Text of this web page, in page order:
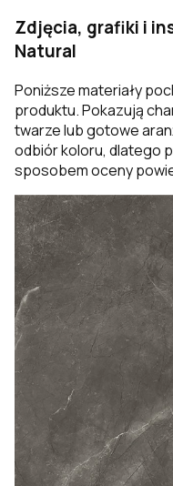
Zdjęcia, grafiki i
Natural
Poniższe materiały
produktu. Pokazują
twarze lub gotowe
odbiór koloru, dlatego
sposobem oceny